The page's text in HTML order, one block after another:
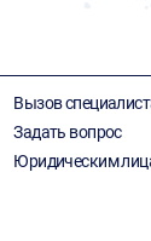
Вызов
Задать вопрос
Юридическим